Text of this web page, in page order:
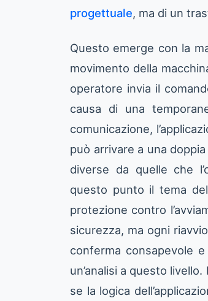
progettuale, ma di un
Questo emerge con la
movimento della
operatore invia il
causa di una
comunicazione,
può arrivare a una
diverse da quelle che
questo punto il tema
protezione contro
sicurezza, ma ogni
conferma consapevole
un’analisi a questo
se la logica